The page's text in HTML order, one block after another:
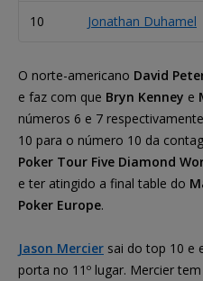
10 Jonathan Duhamel
O norte-americano David
e faz com que Bryn Kenney e
números 6 e 7
10 para o número 10 da
Poker Tour Five Diamond
e ter atingido a final table do
Poker Europe.
Jason Mercier sai do top 10 e
porta no 11º lugar. Mercier